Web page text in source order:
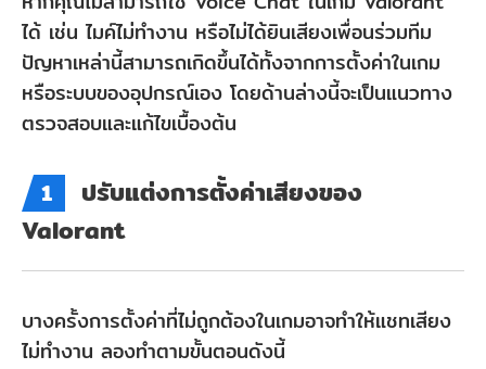
ได้ เช่น ไมค์ไม่ทำงาน หรือไม่ได้ยินเสียงเพื่อนร่วมทีม
ปัญหาเหล่านี้สามารถเกิดขึ้นได้ทั้งจากการตั้งค่าในเกม
หรือระบบของอุปกรณ์เอง โดยด้านล่างนี้จะเป็นแนวทาง
ตรวจสอบและแก้ไขเบื้องต้น
1
ปรับแต่งการตั้งค่าเสียงของ
Valorant
บางครั้งการตั้งค่าที่ไม่ถูกต้องในเกมอาจทำให้แชทเสียง
ไม่ทำงาน ลองทำตามขั้นตอนดังนี้